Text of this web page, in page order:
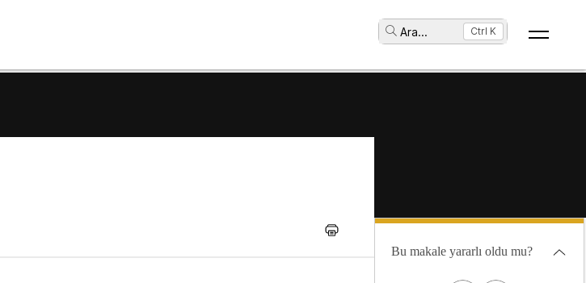
Ara... Ctrl K
Bu makale yararlı oldu mu?